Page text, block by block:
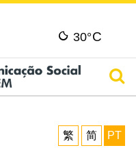
30°C
繁
简 PT